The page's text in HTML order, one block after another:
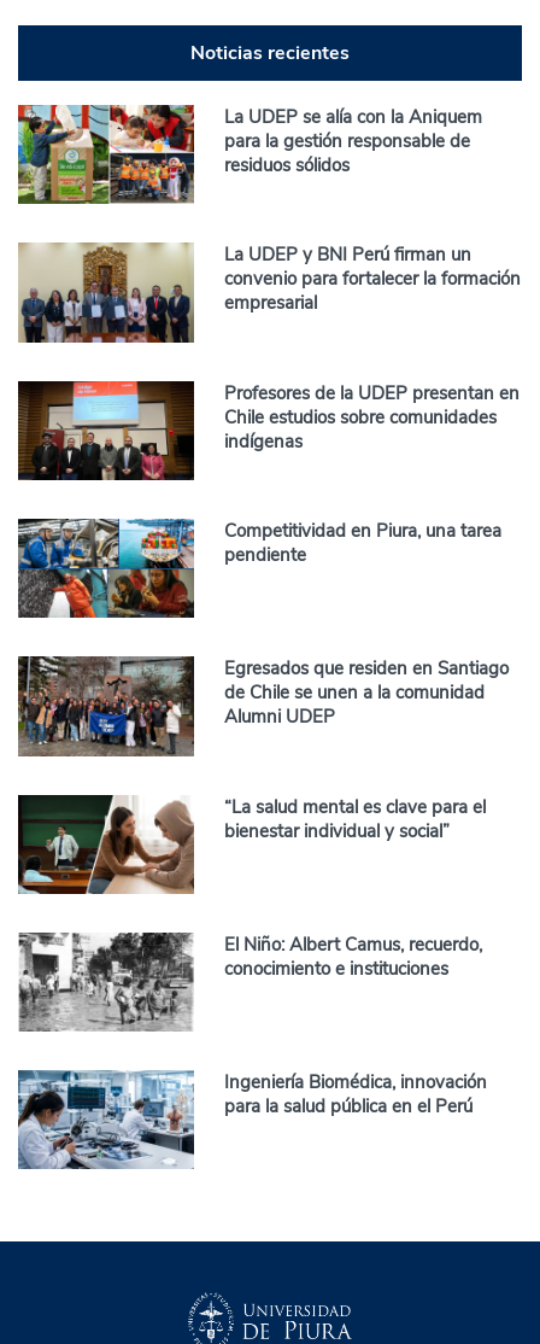
Noticias recientes
La UDEP se alía con la Aniquem
para la gestión responsable de
residuos sólidos
La UDEP y BNI Perú firman un
convenio para fortalecer la formación
empresarial
Profesores de la UDEP presentan en
Chile estudios sobre comunidades
indígenas
Competitividad en Piura, una tarea
pendiente
Egresados que residen en Santiago
de Chile se unen a la comunidad
Alumni UDEP
“La salud mental es clave para el
bienestar individual y social”
El Niño: Albert Camus, recuerdo,
conocimiento e instituciones
Ingeniería Biomédica, innovación
para la salud pública en el Perú